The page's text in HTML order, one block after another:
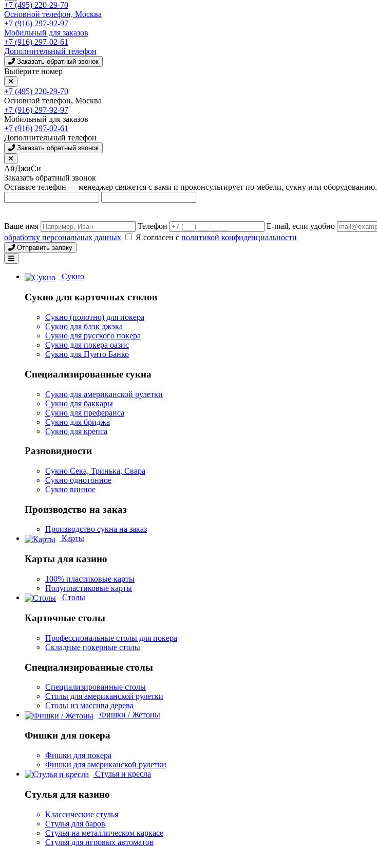
+7 (495) 220-29-70
Основной телефон, Москва
+7 (916) 297-92-97
Мобильный для заказов
+7 (916) 297-02-61
Дополнительный телефон
Заказать обратный звонок
Выберите номер
+7 (495) 220-29-70
Основной телефон, Москва
+7 (916) 297-92-97
Мобильный для заказов
+7 (916) 297-02-61
Дополнительный телефон
Заказать обратный звонок
АйДжиСи
Заказать обратный звонок
Оставьте телефон — менеджер свяжется с вами и проконсультирует по мебели, сукну или оборудованию.
Ваше имя Телефон E-mail, если удобно
обработку персональных данных
Я согласен с политикой конфиденциальности
Отправить заявку
Сукно
Сукно для карточных столов
Сукно (полотно) для покера
Сукно для блэк джэка
Сукно для русского покера
Сукно для покера оазис
Сукно для Пунто Банко
Специализированные сукна
Сукно для американской рулетки
Сукно для баккары
Сукно для преферанса
Сукно для бриджа
Сукно для крепса
Разновидности
Сукно Сека, Тринька, Свара
Сукно однотонное
Сукно винное
Производство на заказ
Производство сукна на заказ
Карты
Карты для казино
100% пластиковые карты
Полупластиковые карты
Столы
Карточные столы
Профессиональные столы для покера
Складные покерные столы
Специализированные столы
Специализированные столы
Столы для американской рулетки
Столы из массива дерева
Фишки / Жетоны
Фишки для покера
Фишки для покера
Фишки для американской рулетки
Стулья и кресла
Стулья для казино
Классические стулья
Стулья для баров
Стулья на металлическом каркасе
Стулья для игровых автоматов